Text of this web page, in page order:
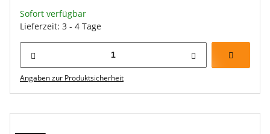
Sofort verfügbar
Lieferzeit: 3 - 4 Tage
Angaben zur Produktsicherheit